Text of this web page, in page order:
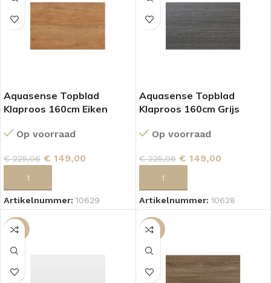
Aquasense Topblad
Klaproos 160cm Eiken
Op voorraad
€225,06 € 149,00
Artikelnummer: 10629
Aquasense Topblad
Klaproos 160cm Grijs
Op voorraad
€225,06 € 149,00
Artikelnummer: 10628
-54% -34%